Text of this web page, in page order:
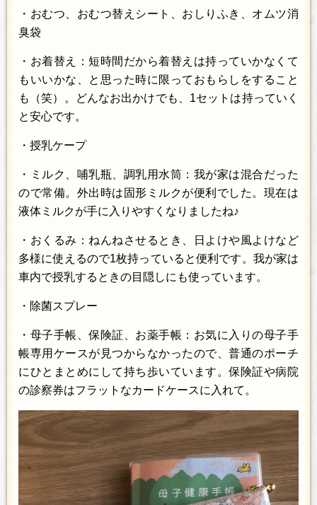
・おむつ、おむつ替えシート、おしりふき、オムツ消
臭袋
・お着替え：短時間だから着替えは持っていかなくて
もいいかな、と思った時に限っておもらしをすること
も（笑）。どんなお出かけでも、1セットは持っていく
と安心です。
・授乳ケープ
・ミルク、哺乳瓶、調乳用水筒：我が家は混合だった
ので常備。外出時は固形ミルクが便利でした。現在は
液体ミルクが手に入りやすくなりましたね♪
・おくるみ：ねんねさせるとき、日よけや風よけなど
多様に使えるので1枚持っていると便利です。我が家は
車内で授乳するときの目隠しにも使っています。
・除菌スプレー
・母子手帳、保険証、お薬手帳：お気に入りの母子手
帳専用ケースが見つからなかったので、普通のポーチ
にひとまとめにして持ち歩いています。保険証や病院
の診察券はフラットなカードケースに入れて。